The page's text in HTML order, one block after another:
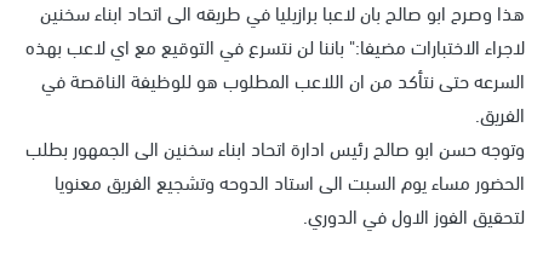
هذا وصرح ابو صالح بان لاعبا برازيليا في طريقه الى اتحاد ابناء سخنين
لاجراء الاختبارات مضيفا:" باننا لن نتسرع في التوقيع مع اي لاعب بهذه
السرعه حتى نتأكد من ان اللاعب المطلوب هو للوظيفة الناقصة في
الفريق.
وتوجه حسن ابو صالح رئيس ادارة اتحاد ابناء سخنين الى الجمهور بطلب
الحضور مساء يوم السبت الى استاد الدوحه وتشجيع الفريق معنويا
لتحقيق الفوز الاول في الدوري.